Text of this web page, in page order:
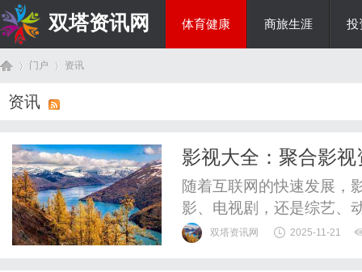
双塔资讯网 体育健康 商旅生涯 投
门户 资讯
资讯
影视大全：聚合影
随着互联网的快速发展，
影、电视剧，还是综艺、
需求日益增长。在这样的
双塔资讯网 2025-11-21